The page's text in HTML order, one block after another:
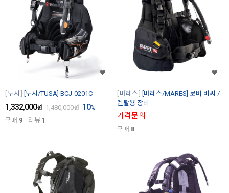
투사 [투사/TUSA] BCJ-0201C
1,332,000원 1,480,000원 10%
구매 9 리뷰 1
마레스
[마레스/MARES] 로버 비씨 /
렌탈용 장비
가격문의
구매 8